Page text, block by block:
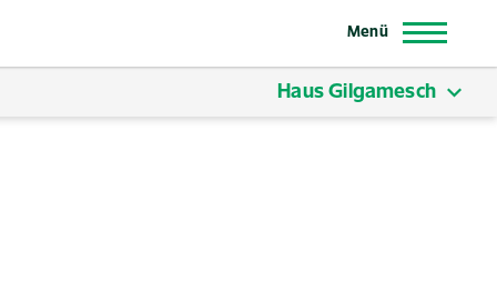
Menü
Haus Gilgamesch